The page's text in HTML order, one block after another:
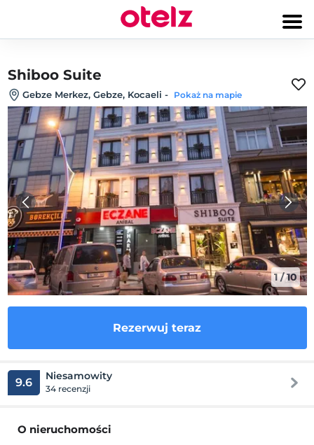
Shiboo Suite
Gebze Merkez, Gebze, Kocaeli - Pokaż na mapie
1/10
Rezerwuj teraz
9.6 Niesamowity
34 recenzji
O nieruchomości